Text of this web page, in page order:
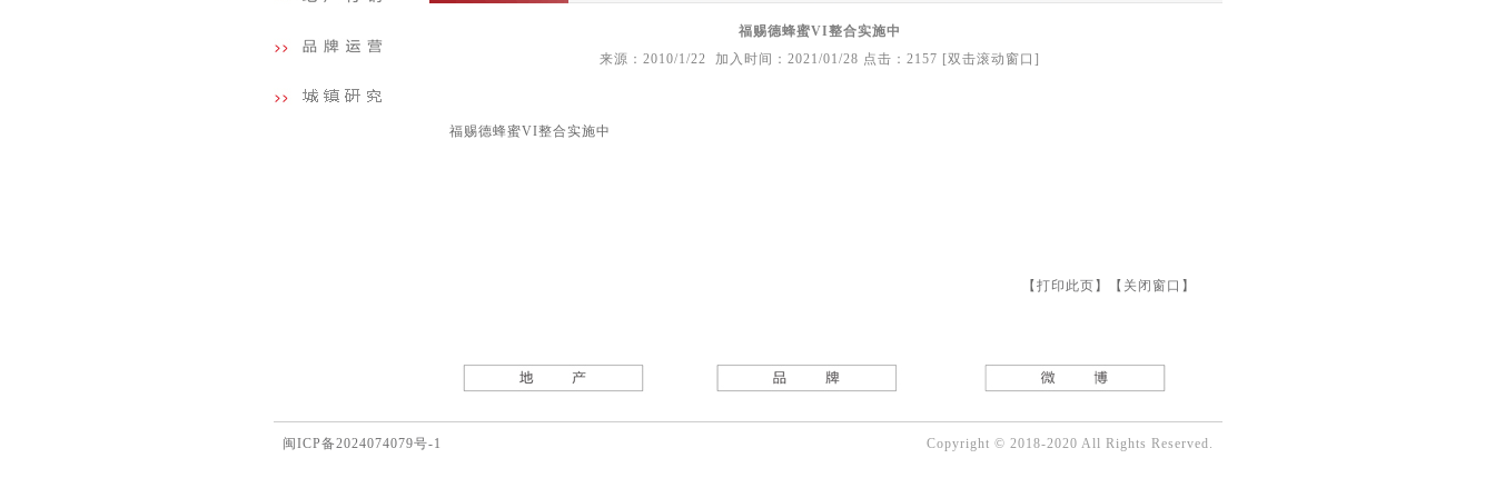
福赐德蜂蜜VI整合实施中
来源：2010/1/22 加入时间：2021/01/28 点击：2157 [双击滚动窗口]
福赐德蜂蜜VI整合实施中
【 打印此页 】【 关闭窗口 】
闽ICP备2024074079号-1 Copyright © 2018-2020 All Rights Reserved.